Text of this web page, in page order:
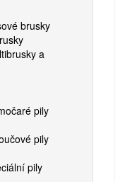
brusky
a
pily
pily
pily